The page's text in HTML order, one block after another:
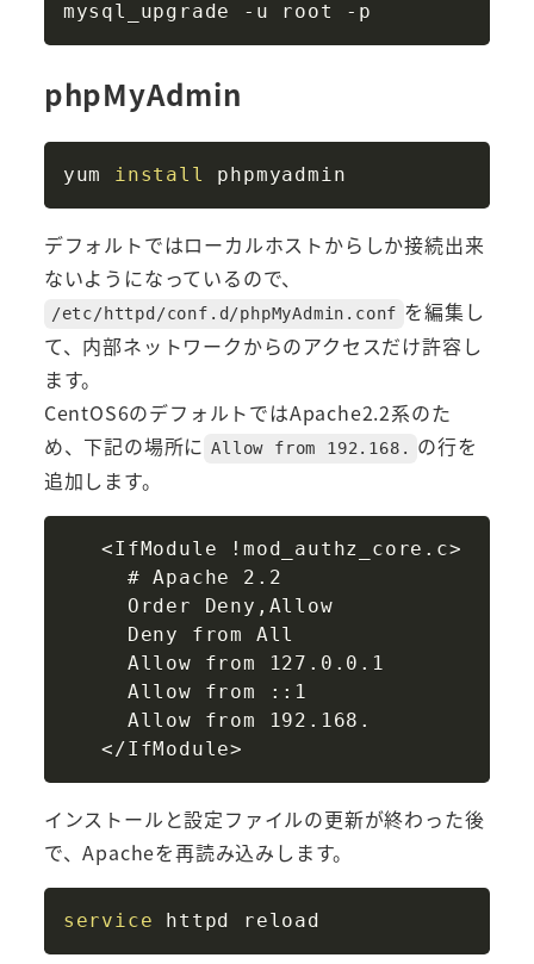
phpMyAdmin
yum install
デフォルトではローカルホストからしか接続出来
ないようになっているので、
/etc/httpd/conf.d/phpMyAdmin.conf を編集し
て、内部ネットワークからのアクセスだけ許容し
ます。
CentOS6のデフォルトではApache2.2系のた
め、下記の場所に Allow from 192.168.
の行を
追加します。
   <IfModule !mod_authz_core.c>
     # Apache 2.2
     Order Deny,Allow
     Deny from All
     Allow from 127.0.0.1
     Allow from ::1
     Allow from 192.168.
Copy
インストールと設定ファイルの更新が終わった後
で、Apacheを再読み込みします。
service